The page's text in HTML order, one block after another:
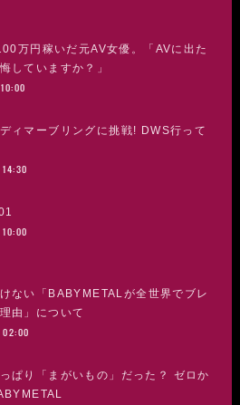
万円稼いだ元AV女優。「AVに出た
していますか？」
ィマーブリングに挑戦! DWS行って
ない「BABYMETALが全世界でブレ
由」について
02:00
ぱり「まがいもの」だった？ ゼロか